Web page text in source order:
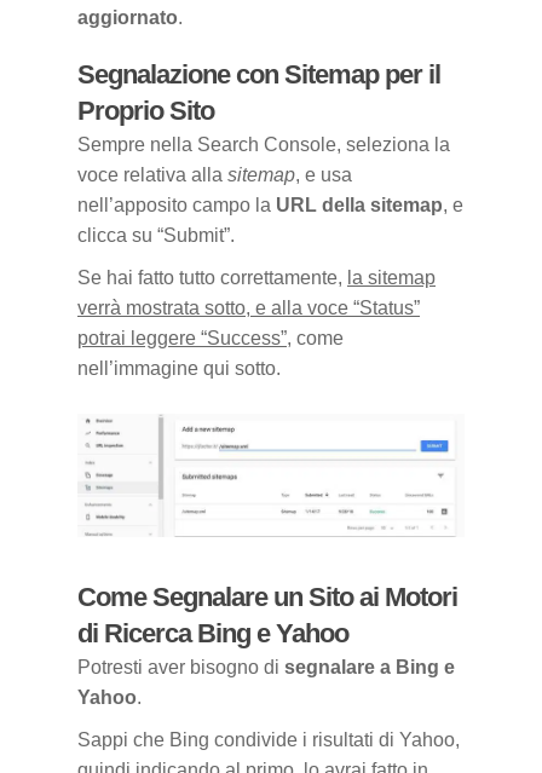
aggiornato.
Segnalazione con Sitemap per il
Proprio Sito
Sempre nella Search Console, seleziona la
voce relativa alla sitemap, e usa
nell’apposito campo la URL della sitemap, e
clicca su “Submit”.
Se hai fatto tutto correttamente, la sitemap
verrà mostrata sotto, e alla voce “Status”
potrai leggere “Success”, come
nell’immagine qui sotto.
Come Segnalare un Sito ai Motori
di Ricerca Bing e Yahoo
Potresti aver bisogno di segnalare a Bing e
Yahoo.
Sappi che Bing condivide i risultati di Yahoo,